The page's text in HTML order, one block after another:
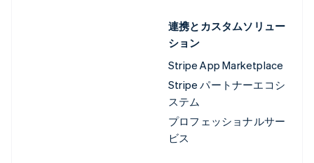
連携とカスタムソリュー
ション
Stripe App Marketplace
Stripe パートナーエコシ
ステム
プロフェッショナルサー
ビス